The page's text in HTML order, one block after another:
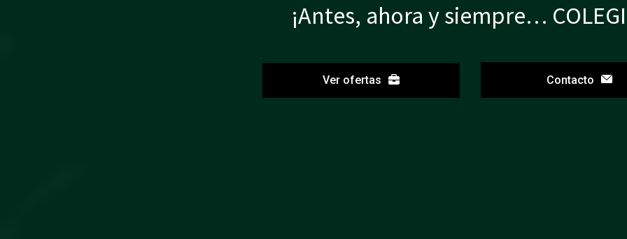
¡Antes, ahora y siempre…
Ver ofertas Contacto